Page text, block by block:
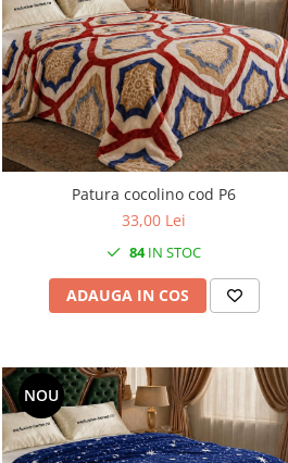
Patura cocolino cod P6
33,00 Lei
84IN STOC
ADAUGA IN COS
NOU